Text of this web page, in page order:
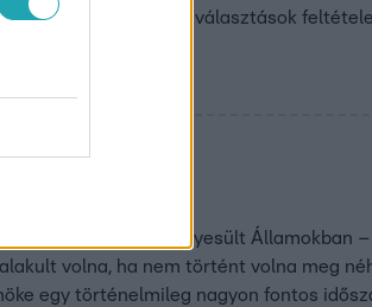
és önkormányzati választások
múlt
– például az Egyesült Államokban
volna, ha nem történt volna meg
egy történelmileg nagyon fontos